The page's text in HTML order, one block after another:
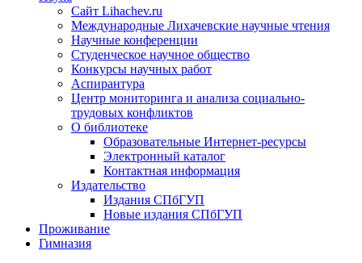
Сайт Lihachev.ru
Международные Лихачевские научные чтения
Научные конференции
Студенческое научное общество
Конкурсы научных работ
Аспирантура
Центр мониторинга и анализа социально-
трудовых конфликтов
О библиотеке
Образовательные Интернет-ресурсы
Электронный каталог
Контактная информация
Издательство
Издания СПбГУП
Новые издания СПбГУП
Проживание
Гимназия